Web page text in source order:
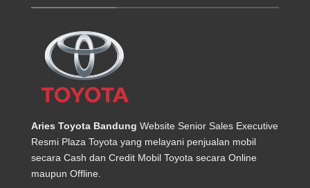
Aries Toyota Bandung Website Senior Sales Executive
Resmi Plaza Toyota yang melayani penjualan mobil
secara Cash dan Credit Mobil Toyota secara Online
maupun Offline.